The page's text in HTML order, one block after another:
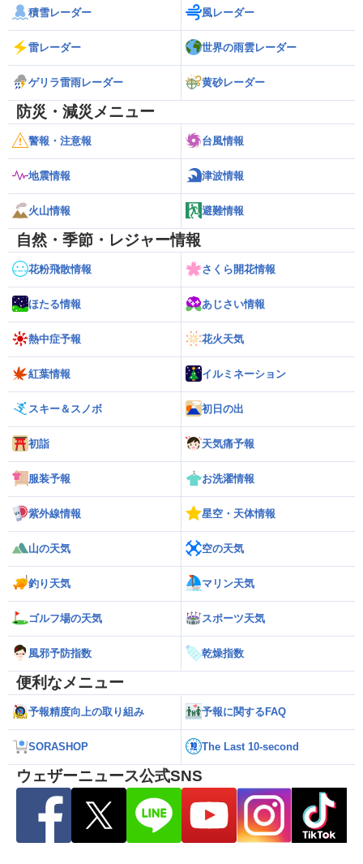
積雪レーダー 風レーダー
雷レーダー 世界の雨雲レーダー
ゲリラ雷雨レーダー 黄砂レーダー
防災・減災メニュー
警報・注意報 台風情報
地震情報 津波情報
火山情報 避難情報
自然・季節・レジャー情報
花粉飛散情報 さくら開花情報
ほたる情報 あじさい情報
熱中症予報 花火天気
紅葉情報 イルミネーション
スキー＆スノボ 初日の出
初詣 天気痛予報
服装予報 お洗濯情報
紫外線情報 星空・天体情報
山の天気 空の天気
釣り天気 マリン天気
ゴルフ場の天気 スポーツ天気
風邪予防指数 乾燥指数
便利なメニュー
予報精度向上の取り組み 予報に関するFAQ
SORASHOP The Last 10-second
ウェザーニュース公式SNS